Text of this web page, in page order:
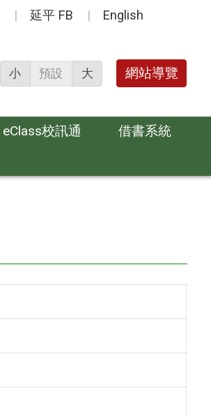
延平 FB English
小 預設 大 網站導覽
eClass校訊通
借書系統